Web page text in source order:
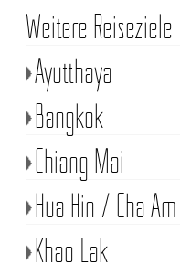
Weitere Reiseziele
Ayutthaya
Bangkok
Chiang Mai
Hua Hin / Cha Am
Khao Lak